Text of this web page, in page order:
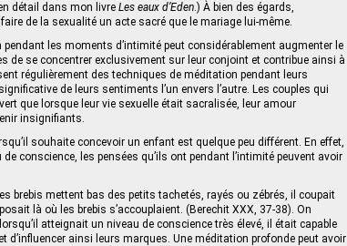
détail dans mon livre Les eaux d’Eden.) À bien des égards,
de la sexualité un acte sacré que le mariage lui-même.
les moments d’intimité peut considérablement augmenter le
de se concentrer exclusivement sur leur conjoint et contribue ainsi à
régulièrement des techniques de méditation pendant leurs
de leurs sentiments l’un envers l’autre. Les couples qui
que lorsque leur vie sexuelle était sacralisée, leur amour
insignifiants.
souhaite concevoir un enfant est quelque peu différent. En effet,
conscience, les pensées qu’ils ont pendant l’intimité peuvent avoir
brebis mettent bas des petits tachetés, rayés ou zébrés, il coupait
là où les brebis s’accouplaient. (Berechit XXX, 37-38). On
atteignait un niveau de conscience très élevé, il était capable
d’influencer ainsi leurs marques. Une méditation profonde peut avoir